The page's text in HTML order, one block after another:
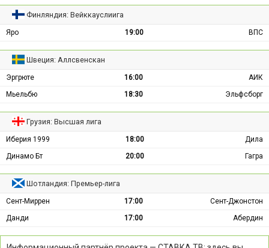
Финляндия: Вейккауслиига
Яро 19:00 ВПС
Швеция: Аллсвенскан
Эргрюте 16:00
АИК
Мьельбю
18:30 Эльфсборг
Грузия: Высшая лига
Иберия 1999 18:00
Дила
Динамо Бт
20:00 Гагра
Шотландия: Премьер-лига
Сент-Миррен 17:00
Сент-Джонстон
Данди
17:00 Абердин